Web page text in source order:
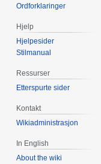
Ordforklaringer
Hjelp
Hjelpesider
Stilmanual
Ressurser
Etterspurte sider
Kontakt
Wikiadministrasjon
In English
About the wiki